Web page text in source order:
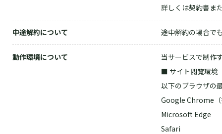
詳しくは契約書ま
中途解約について 途中解約の場合で
動作環境について
当サービスで制作
■ サイト閲覧環境
以下のブラウザの
Google Chrome（
Microsoft Edge
Safari